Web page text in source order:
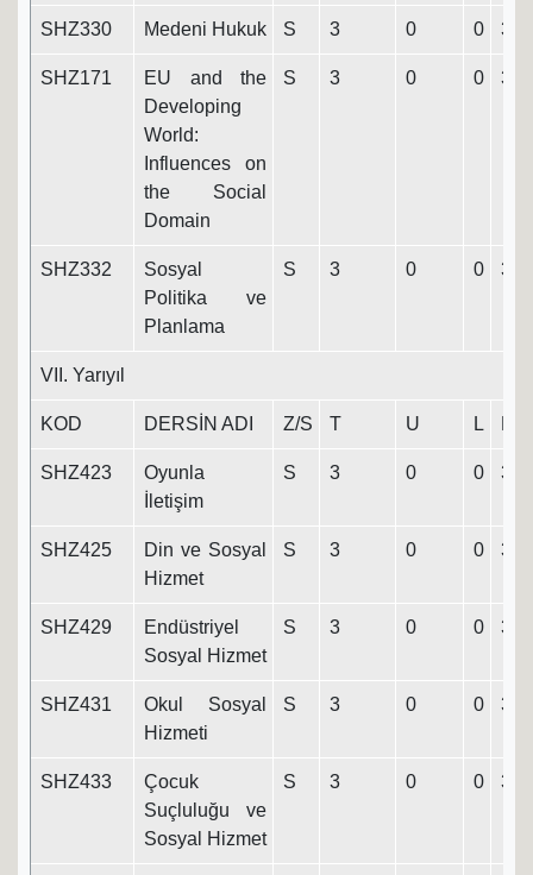
SHZ330 Medeni Hukuk S 3 0 0 3
SHZ171
EU and the
Developing
World:
Influences on
the Social
Domain
S 3 0 0 3
SHZ332
Sosyal
Politika ve
Planlama
S 3 0 0 3
VII. Yarıyıl
KOD DERSİN ADI Z/S T U L
SHZ423
Oyunla
İletişim
S 3 0 0 3
SHZ425
Din ve Sosyal
Hizmet
S 3 0 0 3
SHZ429
Endüstriyel
Sosyal Hizmet
S 3 0 0 3
SHZ431
Okul Sosyal
Hizmeti
S 3 0 0 3
SHZ433
Çocuk
Suçluluğu ve
Sosyal Hizmet
S 3 0 0 3